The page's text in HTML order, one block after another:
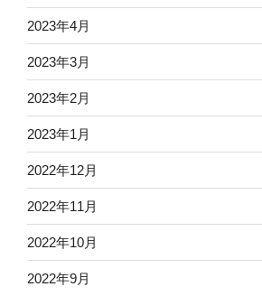
2023年4月
2023年3月
2023年2月
2023年1月
2022年12月
2022年11月
2022年10月
2022年9月